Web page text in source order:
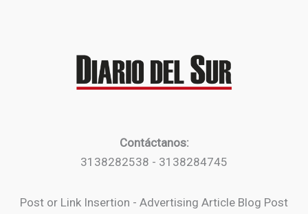
Contáctanos:
3138282538 - 3138284745
Post or Link Insertion - Advertising Article Blog Post